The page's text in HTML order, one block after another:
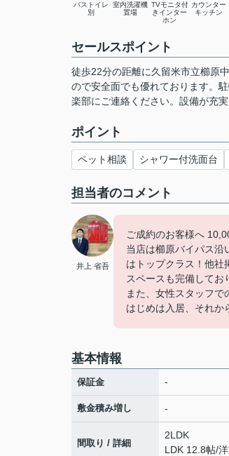
バストイレ
別
室内洗濯機
置場
TVモニタ付
きインター
ホン
カウンター
キッチン
セールスポイント
徒歩22分の距離に久留米市立櫛原
ので安全面でも優れております。
楽部にご連絡ください。設備が充
ポイント
ペット相談 シャワー付洗面台
担当者のコメント
井上 省吾
ご成約のお客様へ
当店は櫛原バイパス沿
はトップクラス！他社
スペースも完備してお
また、女性スタッフで
はじめは入居、それか
基本情報
保証金 -
敷金積み増し -
間取り / 詳細
2LDK
LDK 12.8帖/